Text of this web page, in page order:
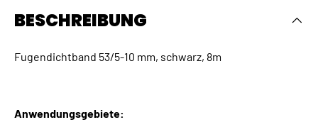
BESCHREIBUNG
Fugendichtband 53/5-10 mm, schwarz, 8m
Anwendungsgebiete: